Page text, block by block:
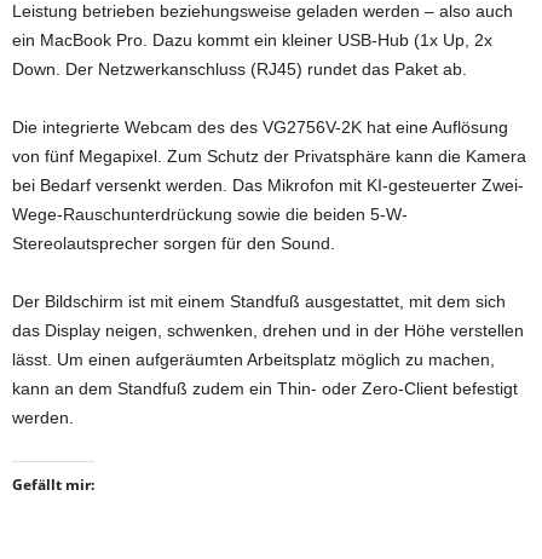
Leistung betrieben beziehungsweise geladen werden – also auch
ein MacBook Pro. Dazu kommt ein kleiner USB-Hub (1x Up, 2x
Down. Der Netzwerkanschluss (RJ45) rundet das Paket ab.
Die integrierte Webcam des des VG2756V-2K hat eine Auflösung
von fünf Megapixel. Zum Schutz der Privatsphäre kann die Kamera
bei Bedarf versenkt werden. Das Mikrofon mit KI-gesteuerter Zwei-
Wege-Rauschunterdrückung sowie die beiden 5-W-
Stereolautsprecher sorgen für den Sound.
Der Bildschirm ist mit einem Standfuß ausgestattet, mit dem sich
das Display neigen, schwenken, drehen und in der Höhe verstellen
lässt. Um einen aufgeräumten Arbeitsplatz möglich zu machen,
kann an dem Standfuß zudem ein Thin- oder Zero-Client befestigt
werden.
Gefällt mir: